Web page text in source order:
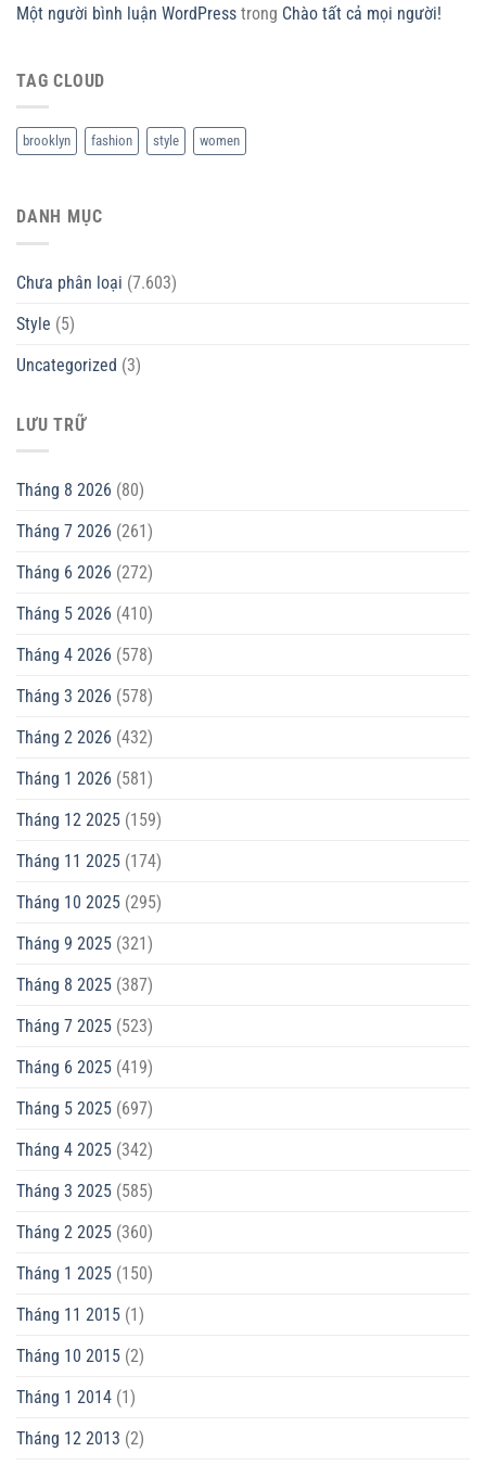
Một người bình luận WordPress trong Chào tất cả mọi người!
TAG CLOUD
brooklyn fashion style women
DANH MỤC
Chưa phân loại (7.603)
Style (5)
Uncategorized (3)
LƯU TRỮ
Tháng 8 2026 (80)
Tháng 7 2026 (261)
Tháng 6 2026 (272)
Tháng 5 2026 (410)
Tháng 4 2026 (578)
Tháng 3 2026 (578)
Tháng 2 2026 (432)
Tháng 1 2026 (581)
Tháng 12 2025 (159)
Tháng 11 2025 (174)
Tháng 10 2025 (295)
Tháng 9 2025 (321)
Tháng 8 2025 (387)
Tháng 7 2025 (523)
Tháng 6 2025 (419)
Tháng 5 2025 (697)
Tháng 4 2025 (342)
Tháng 3 2025 (585)
Tháng 2 2025 (360)
Tháng 1 2025 (150)
Tháng 11 2015 (1)
Tháng 10 2015 (2)
Tháng 1 2014 (1)
Tháng 12 2013 (2)